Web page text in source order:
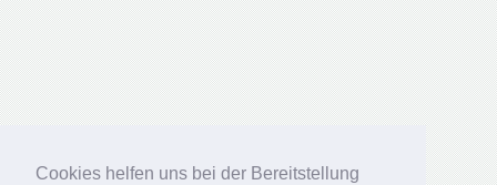
Cookies helfen uns bei der Bereitstellung
Cookies helfen uns bei der Bereitstellung